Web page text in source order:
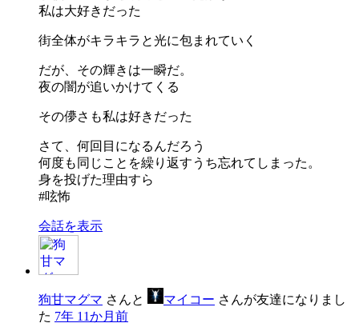
私は大好きだった
街全体がキラキラと光に包まれていく
だが、その輝きは一瞬だ。
夜の闇が追いかけてくる
その儚さも私は好きだった
さて、何回目になるんだろう
何度も同じことを繰り返すうち忘れてしまった。
身を投げた理由すら
#呟怖
会話を表示
狗甘マグマ さんと マイコー さんが友達になりまし
た 7年 11か月前